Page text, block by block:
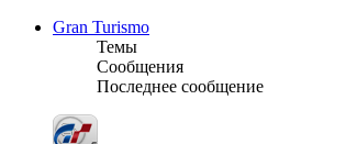
Gran Turismo
Темы
Сообщения
Последнее сообщение